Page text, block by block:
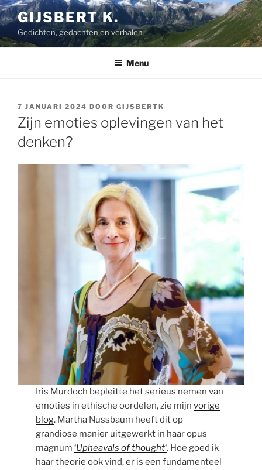
Ga
naar
de
inhoud
GIJSBERT K.
Gedichten, gedachten en verhalen
Menu
GEPLAATST
OP
7 JANUARI 2024 DOOR GIJSBERTK
Zijn emoties oplevingen van het
denken?
Iris Murdoch bepleitte het serieus nemen van
emoties in ethische oordelen, zie mijnvorige
blog. Martha Nussbaum heeft dit op
grandiose manier uitgewerkt in haar opus
magnum‘Upheavals of thought‘. Hoe goed ik
haar theorie ook vind, er is een fundamenteel